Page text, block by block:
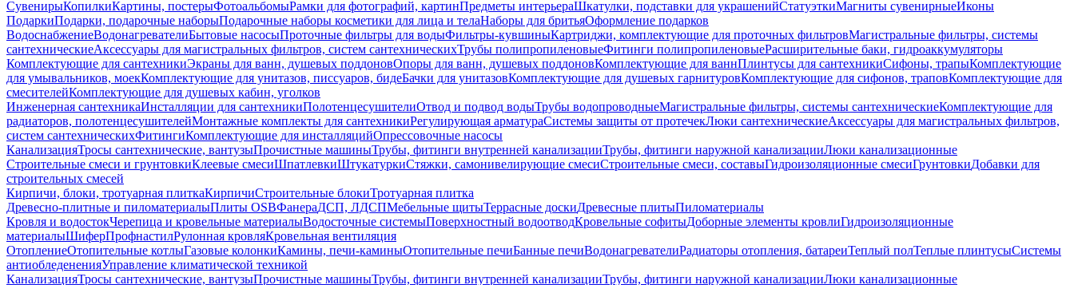
СувенирыКопилкиКартины, постерыФотоальбомыРамки для фотографий, картинПредметы интерьераШкатулки, подставки для украшенийСтатуэткиМагниты сувенирныеИконы
ПодаркиПодарки, подарочные наборыПодарочные наборы косметики для лица и телаНаборы для бритьяОформление подарков
ВодоснабжениеВодонагревателиБытовые насосыПроточные фильтры для водыФильтры-кувшиныКартриджи, комплектующие для проточных фильтровМагистральные фильтры, системы
сантехническиеАксессуары для магистральных фильтров, систем сантехническихТрубы полипропиленовыеФитинги полипропиленовыеРасширительные баки, гидроаккумуляторы
Комплектующие для сантехникиЭкраны для ванн, душевых поддоновОпоры для ванн, душевых поддоновКомплектующие для ваннПлинтусы для сантехникиСифоны, трапыКомплектующие
для умывальников, моекКомплектующие для унитазов, писсуаров, бидеБачки для унитазовКомплектующие для душевых гарнитуровКомплектующие для сифонов, траповКомплектующие для
смесителейКомплектующие для душевых кабин, уголков
Инженерная сантехникаИнсталляции для сантехникиПолотенцесушителиОтвод и подвод водыТрубы водопроводныеМагистральные фильтры, системы сантехническиеКомплектующие для
радиаторов, полотенцесушителейМонтажные комплекты для сантехникиРегулирующая арматураСистемы защиты от протечекЛюки сантехническиеАксессуары для магистральных фильтров,
систем сантехническихФитингиКомплектующие для инсталляцийОпрессовочные насосы
КанализацияТросы сантехнические, вантузыПрочистные машиныТрубы, фитинги внутренней канализацииТрубы, фитинги наружной канализацииЛюки канализационные
Строительные смеси и грунтовкиКлеевые смесиШпатлевкиШтукатуркиСтяжки, самонивелирующие смесиСтроительные смеси, составыГидроизоляционные смесиГрунтовкиДобавки для
строительных смесей
Кирпичи, блоки, тротуарная плиткаКирпичиСтроительные блокиТротуарная плитка
Древесно-плитные и пиломатериалыПлиты OSBФанераДСП, ЛДСПМебельные щитыТеррасные доскиДревесные плитыПиломатериалы
Кровля и водостокЧерепица и кровельные материалыВодосточные системыПоверхностный водоотводКровельные софитыДоборные элементы кровлиГидроизоляционные
материалыШиферПрофнастилРулонная кровляКровельная вентиляция
ОтоплениеОтопительные котлыГазовые колонкиКамины, печи-каминыОтопительные печиБанные печиВодонагревателиРадиаторы отопления, батареиТеплый полТеплые плинтусыСистемы
антиобледененияУправление климатической техникой
КанализацияТросы сантехнические, вантузыПрочистные машиныТрубы, фитинги внутренней канализацииТрубы, фитинги наружной канализацииЛюки канализационные